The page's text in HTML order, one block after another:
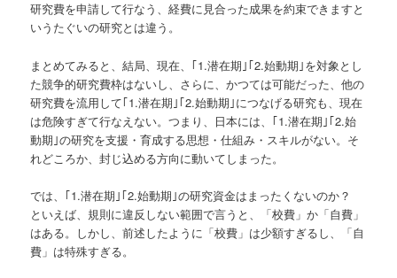
研究費を申請して行なう、経費に見合った成果を約束できますと
いうたぐいの研究とは違う。
まとめてみると、結局、現在、｢1.潜在期｣｢2.始動期｣を対象とし
た競争的研究費枠はないし、さらに、かつては可能だった、他の
研究費を流用して｢1.潜在期｣｢2.始動期｣につなげる研究も、現在
は危険すぎて行なえない。つまり、日本には、｢1.潜在期｣｢2.始
動期｣の研究を支援・育成する思想・仕組み・スキルがない。そ
れどころか、封じ込める方向に動いてしまった。
では、｢1.潜在期｣｢2.始動期｣の研究資金はまったくないのか？
といえば、規則に違反しない範囲で言うと、「校費」か「自費」
はある。しかし、前述したように「校費」は少額すぎるし、「自
費」は特殊すぎる。